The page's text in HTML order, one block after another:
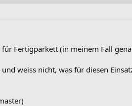
Fertigparkett (in meinem Fall
weiss nicht, was für diesen